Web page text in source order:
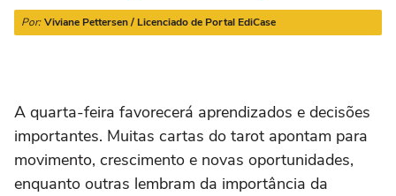
Por: Viviane Pettersen / Licenciado de Portal EdiCase
A quarta-feira favorecerá aprendizados e decisões
importantes. Muitas cartas do tarot apontam para
movimento, crescimento e novas oportunidades,
enquanto outras lembram da importância da